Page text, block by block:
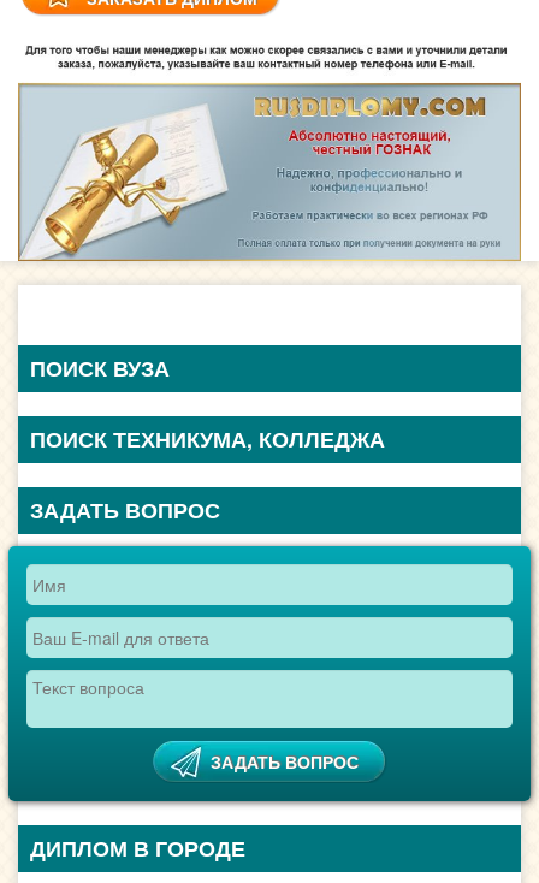
ПОИСК ВУЗА
ПОИСК ТЕХНИКУМА, КОЛЛЕДЖА
ЗАДАТЬ ВОПРОС
ДИПЛОМ В ГОРОДЕ